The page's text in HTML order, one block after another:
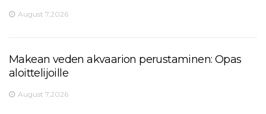
August 7,2026
Makean veden akvaarion perustaminen: Opas
aloittelijoille
August 7,2026